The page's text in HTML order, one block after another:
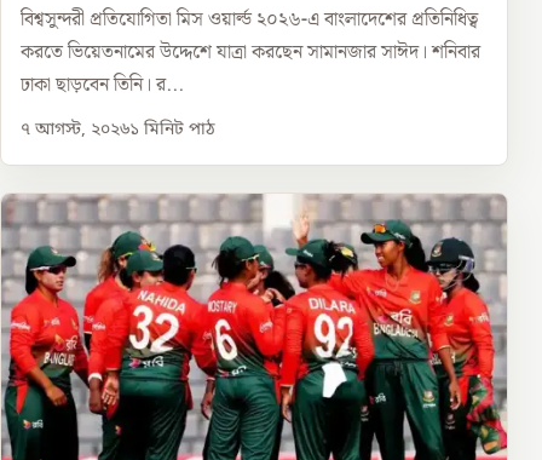
বিশ্বসুন্দরী প্রতিযোগিতা মিস ওয়ার্ল্ড ২০২৬-এ বাংলাদেশের প্রতিনিধিত্ব
করতে ভিয়েতনামের উদ্দেশে যাত্রা করছেন সামানজার সাঈদ। শনিবার
ঢাকা ছাড়বেন তিনি। র...
৭ আগস্ট, ২০২৬১ মিনিট পাঠ